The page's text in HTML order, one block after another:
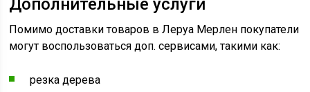
Дополнительные услуги
Помимо доставки товаров в Леруа Мерлен покупатели
могут воспользоваться доп. сервисами, такими как:
резка дерева